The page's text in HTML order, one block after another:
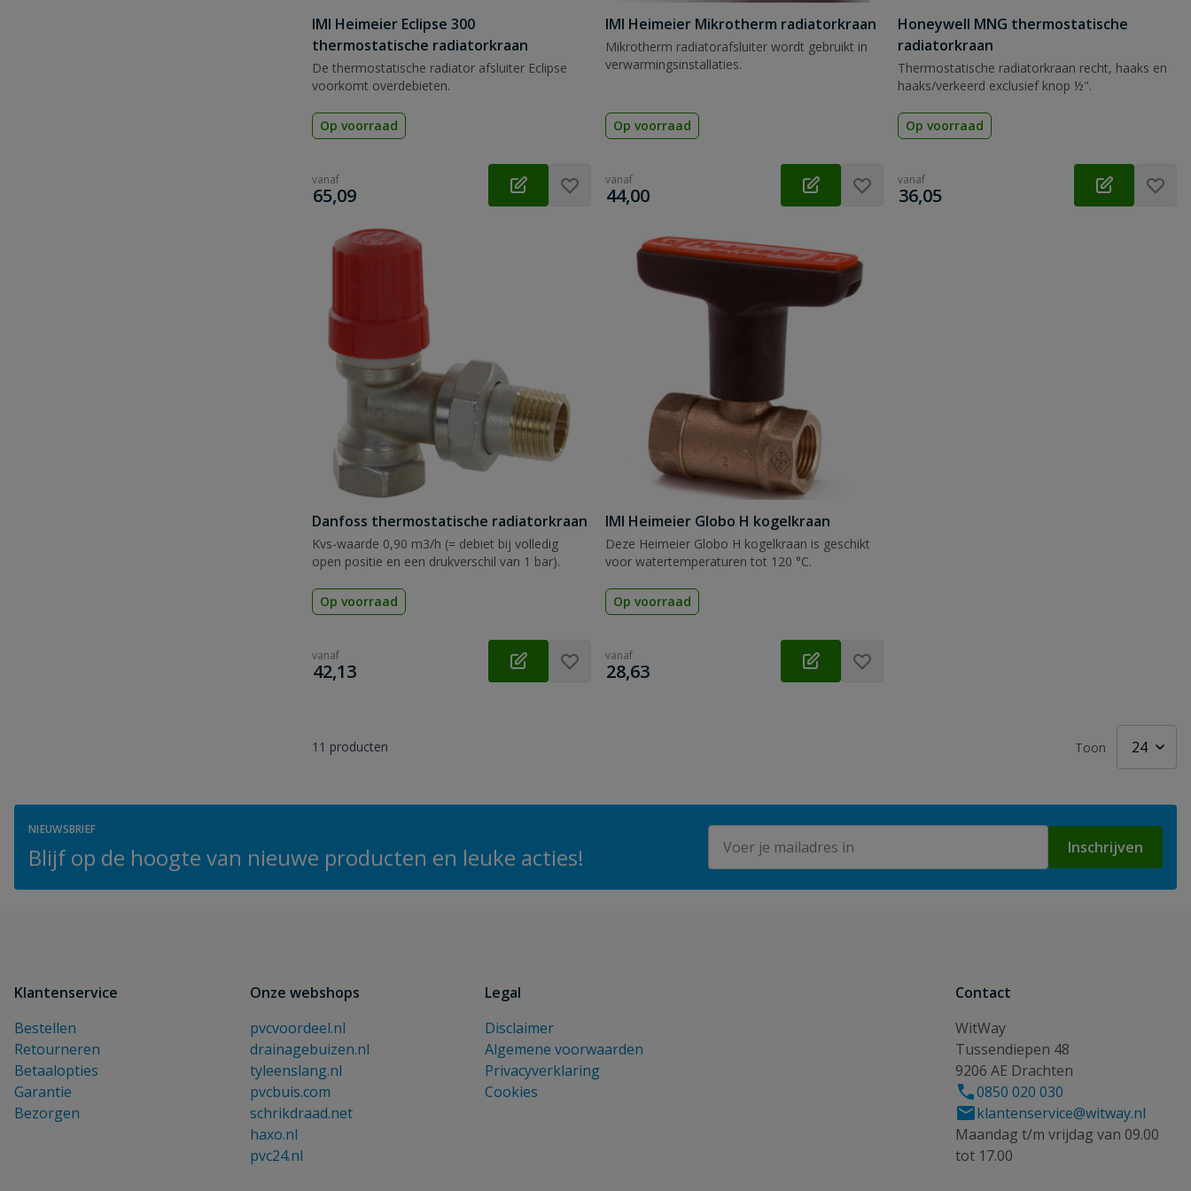
IMI Heimeier Eclipse 300
thermostatische radiatorkraan
De thermostatische radiator afsluiter Eclipse
voorkomt overdebieten.
Op voorraad
vanaf
€
65,09
IMI Heimeier Mikrotherm radiatorkraan
Mikrotherm radiatorafsluiter wordt gebruikt in
verwarmingsinstallaties.
Op voorraad
vanaf
€
44,00
Honeywell MNG thermostatische
radiatorkraan
Thermostatische radiatorkraan recht, haaks en
haaks/verkeerd exclusief knop ½".
Op voorraad
vanaf
€
36,05
Danfoss thermostatische radiatorkraan
Kvs-waarde 0,90 m3/h (= debiet bij volledig
open positie en een drukverschil van 1 bar).
Op voorraad
vanaf
€
42,13
IMI Heimeier Globo H kogelkraan
Deze Heimeier Globo H kogelkraan is geschikt
voor watertemperaturen tot 120 °C.
Op voorraad
vanaf
€
28,63
11 producten Toon
NIEUWSBRIEF
Blijf op de hoogte van nieuwe producten en leuke acties!
E-mailadres
Inschrijven
Klantenservice
Bestellen
Retourneren
Betaalopties
Garantie
Bezorgen
Onze webshops
pvcvoordeel.nl
drainagebuizen.nl
tyleenslang.nl
pvcbuis.com
schrikdraad.net
haxo.nl
pvc24.nl
Legal
Disclaimer
Algemene voorwaarden
Privacyverklaring
Cookies
Contact
WitWay
Tussendiepen 48
9206 AE Drachten
0850 020 030
klantenservice@witway.nl
Maandag t/m vrijdag van 09.00
tot 17.00